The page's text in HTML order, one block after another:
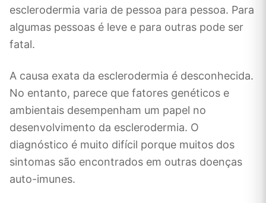
esclerodermia varia de pessoa para pessoa. Para
algumas pessoas é leve e para outras pode ser
fatal.
A causa exata da esclerodermia é desconhecida.
No entanto, parece que fatores genéticos e
ambientais desempenham um papel no
desenvolvimento da esclerodermia. O
diagnóstico é muito difícil porque muitos dos
sintomas são encontrados em outras doenças
auto-imunes.